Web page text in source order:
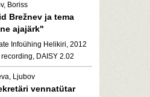
Boriss
Brežnev ja tema
ajajärk"
Infoühing Helikiri, 2012
DAISY 2.02
Ljubov
vennatütar